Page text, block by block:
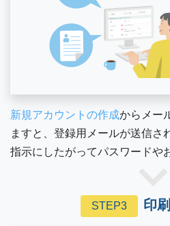
新規アカウントの作成からメー
ますと、登録用メールが送信さ
指示にしたがってパスワードや
STEP3 印